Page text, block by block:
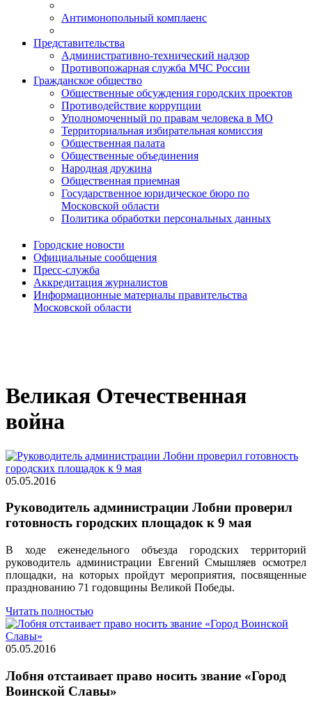
Антимонопольный комплаенс
Представительства
Административно-технический надзор
Противопожарная служба МЧС России
Гражданское общество
Общественные обсуждения городских проектов
Противодействие коррупции
Уполномоченный по правам человека в МО
Территориальная избирательная комиссия
Общественная палата
Общественные объединения
Народная дружина
Общественная приемная
Государственное юридическое бюро по
Московской области
Политика обработки персональных данных
Городские новости
Официальные сообщения
Пресс-служба
Аккредитация журналистов
Информационные материалы правительства
Московской области
Великая Отечественная
война
05.05.2016
Руководитель администрации Лобни проверил
готовность городских площадок к 9 мая
В ходе еженедельного объезда городских территорий
руководитель администрации Евгений Смышляев осмотрел
площадки, на которых пройдут мероприятия, посвященные
празднованию 71 годовщины Великой Победы.
Читать полностью
05.05.2016
Лобня отстаивает право носить звание «Город
Воинской Славы»